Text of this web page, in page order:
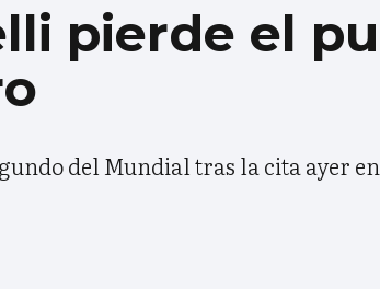
pierde el
del Mundial tras la cita ayer